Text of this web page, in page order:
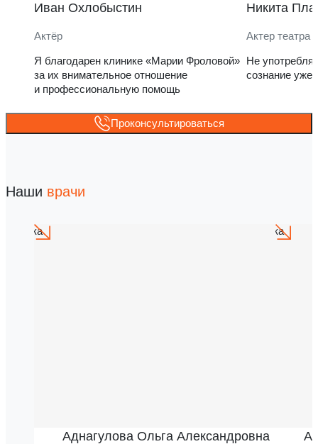
Иван Охлобыстин
Актёр
Я благодарен клинике «Марии Фроловой»
за их внимательное отношение
и профессиональную помощь
Никита
Актер театра
Не
сознание уже
Проконсультироваться
Наши врачи
Аднагулова Ольга Александровна